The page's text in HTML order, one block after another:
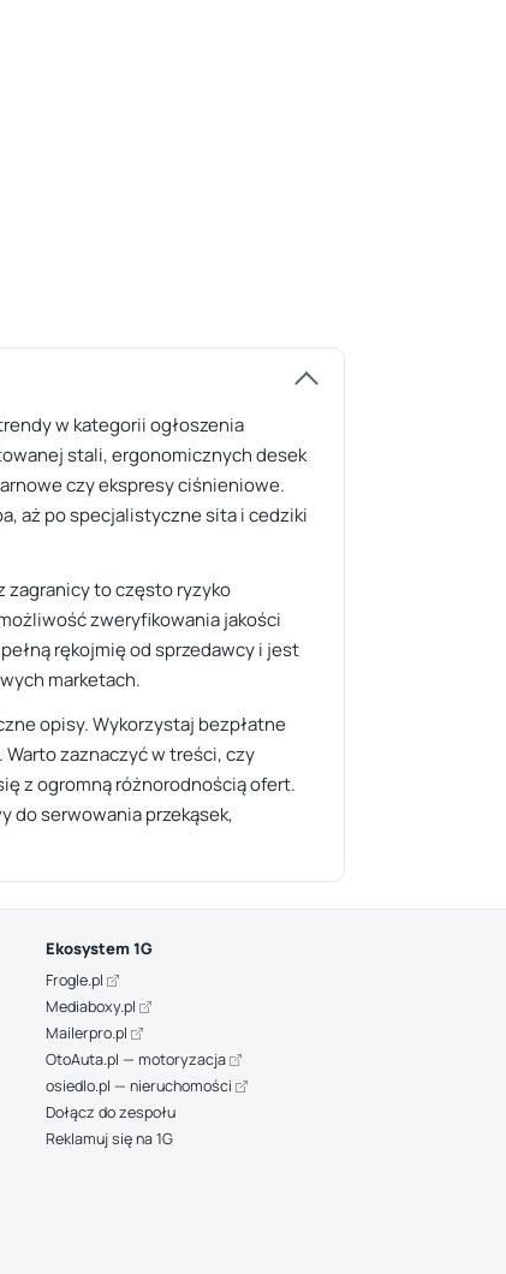
w kategorii ogłoszenia
stali, ergonomicznych desek
czy ekspresy ciśnieniowe.
aż po specjalistyczne sita i cedziki
zagranicy to często ryzyko
zweryfikowania jakości
rękojmię od sprzedawcy i jest
marketach.
opisy. Wykorzystaj bezpłatne
zaznaczyć w treści, czy
z ogromną różnorodnością ofert.
do serwowania przekąsek,
Ekosystem 1G
Frogle.pl
Mediaboxy.pl
Mailerpro.pl
OtoAuta.pl — motoryzacja
osiedlo.pl — nieruchomości
Dołącz do zespołu
Reklamuj się na 1G